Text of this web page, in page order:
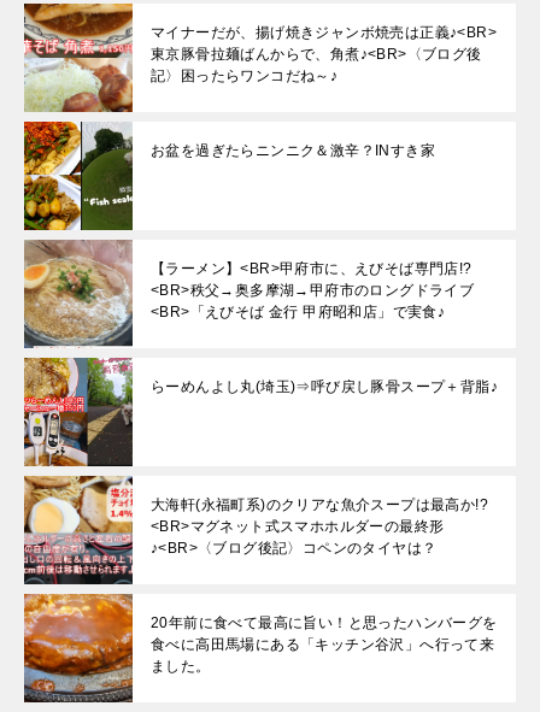
マイナーだが、揚げ焼きジャンボ焼売は正義♪<BR>
東京豚骨拉麺ばんからで、角煮♪<BR>〈ブログ後
記〉困ったらワンコだね～♪
お盆を過ぎたらニンニク＆激辛？INすき家
【ラーメン】<BR>甲府市に、えびそば専門店!?
<BR>秩父→奥多摩湖→甲府市のロングドライブ
<BR>「えびそば 金行 甲府昭和店」で実食♪
らーめんよし丸(埼玉)⇒呼び戻し豚骨スープ＋背脂♪
大海軒(永福町系)のクリアな魚介スープは最高か!?
<BR>マグネット式スマホホルダーの最終形
♪<BR>〈ブログ後記〉コペンのタイヤは？
20年前に食べて最高に旨い！と思ったハンバーグを
食べに高田馬場にある「キッチン谷沢」へ行って来
ました。